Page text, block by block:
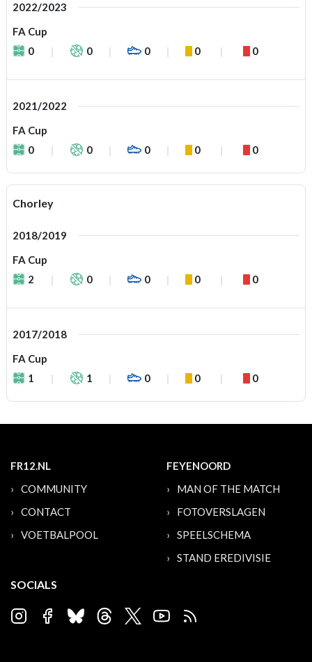
2022/2023
FA Cup
0
0 0 0 0
2021/2022
FA Cup
0
0 0 0 0
Chorley
2018/2019
FA Cup
2
0 0 0 0
2017/2018
FA Cup
1
1 0 0 0
FR12.NL
COMMUNITY
CONTACT
VOETBALPOOL
FEYENOORD
MAN OF THE MATCH
FOTOVERSLAGEN
SPEELSCHEMA
STAND EREDIVISIE
SOCIALS